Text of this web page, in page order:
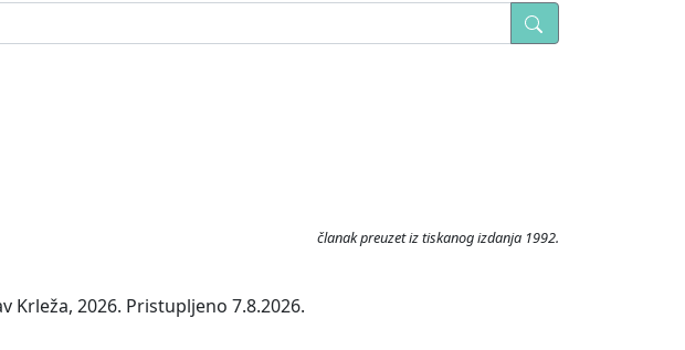
članak preuzet iz tiskanog izdanja 1992.
Krleža, 2026. Pristupljeno 7.8.2026.